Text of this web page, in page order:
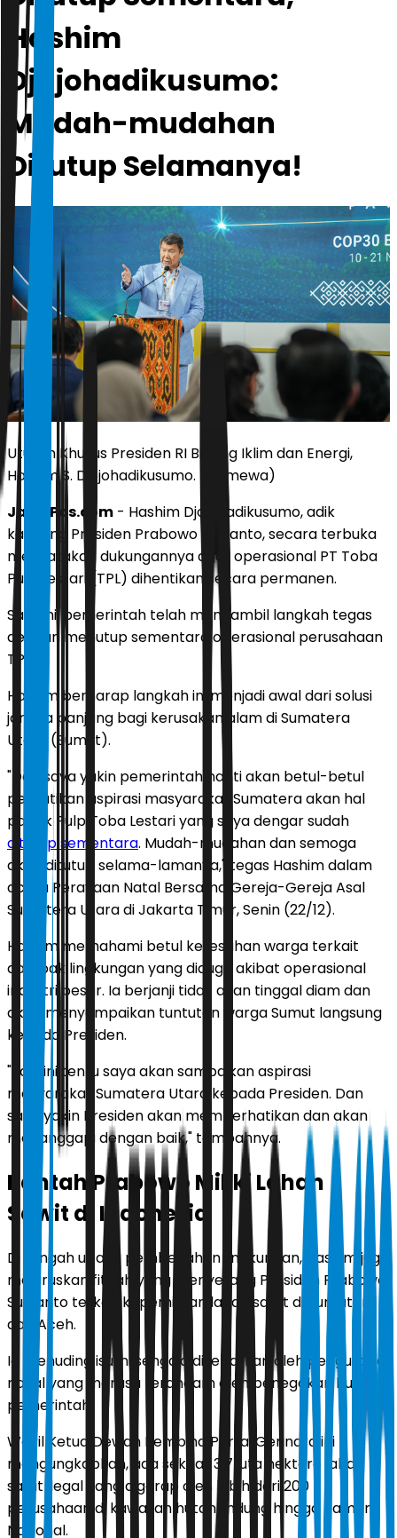
Hashim
Djojohadikusumo:
Mudah-mudahan
Ditutup Selamanya!
Utusan Khusus Presiden RI Bidang Iklim dan Energi,
Hashim S. Djojohadikusumo. (Istimewa)
JawaPos.com - Hashim Djojohadikusumo, adik
kandung Presiden Prabowo Subianto, secara terbuka
menyatakan dukungannya agar operasional PT Toba
Pulp Lestari (TPL) dihentikan secara permanen.
Saat ini, pemerintah telah mengambil langkah tegas
dengan menutup sementara operasional perusahaan
TPL.
Hashim berharap langkah ini menjadi awal dari solusi
jangka panjang bagi kerusakan alam di Sumatera
Utara (Sumut).
"Dan saya yakin pemerintah nanti akan betul-betul
perhatikan aspirasi masyarakat Sumatera akan hal
pabrik Pulp Toba Lestari yang saya dengar sudah
ditutup sementara. Mudah-mudahan dan semoga
akan ditutup selama-lamanya," tegas Hashim dalam
acara Perayaan Natal Bersama Gereja-Gereja Asal
Sumatera Utara di Jakarta Timur, Senin (22/12).
Hashim memahami betul keresahan warga terkait
dampak lingkungan yang diduga akibat operasional
industri besar. Ia berjanji tidak akan tinggal diam dan
akan menyampaikan tuntutan warga Sumut langsung
kepada Presiden.
"Jadi ini tentu saya akan sampaikan aspirasi
masyarakat Sumatera Utara kepada Presiden. Dan
saya yakin Presiden akan memperhatikan dan akan
menanggapi dengan baik," tambahnya.
Bantah Prabowo Miliki Lahan
Sawit di Indonesia
Di tengah upaya pembenahan lingkungan, Hashim juga
meluruskan fitnah yang menyerang Presiden Prabowo
Subianto terkait kepemilikan lahan sawit di Sumatera
dan Aceh.
Ia menuding isu ini sengaja disebarkan oleh pengusaha
nakal yang merasa terancam oleh penegakan hukum
pemerintah.
Wakil Ketua Dewan Pembina Partai Gerindra ini
mengungkapkan, ada sekitar 3,7 juta hektare lahan
sawit ilegal yang digarap oleh lebih dari 200
perusahaan di kawasan hutan lindung hingga Taman
Nasional.